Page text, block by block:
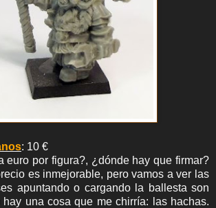
: 10 €
euro por figura?, ¿dónde hay que firmar?
es inmejorable, pero vamos a ver las
apuntando o cargando la ballesta son
hay una cosa que me chirría: las hachas.